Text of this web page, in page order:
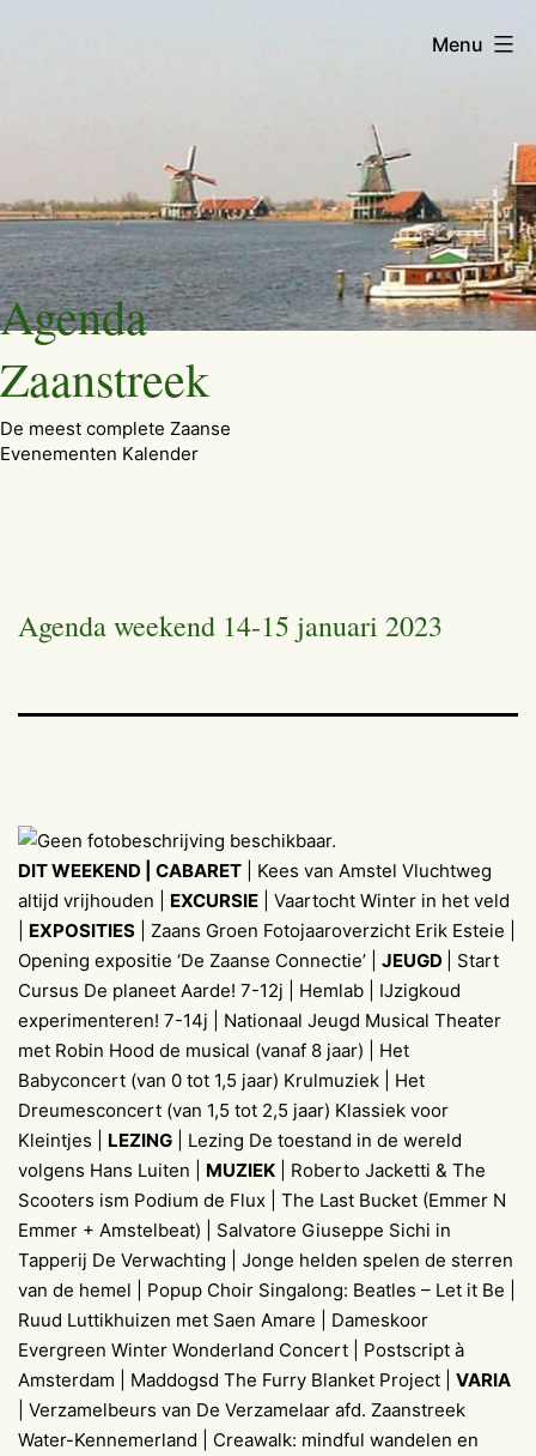
Ga
naar
de
inhoud
Agenda
Zaanstreek
De meest complete Zaanse
Evenementen Kalender
Menu
Agenda weekend 14-15 januari 2023
DIT WEEKEND | CABARET | Kees van Amstel Vluchtweg
altijd vrijhouden | EXCURSIE | Vaartocht Winter in het veld
EXPOSITIES | Zaans Groen Fotojaaroverzicht Erik Esteie |
Opening expositie ‘De Zaanse Connectie’ | JEUGD
| Start
Cursus De planeet Aarde! 7-12j | Hemlab | IJzigkoud
experimenteren! 7-14j | Nationaal Jeugd Musical Theater
met Robin Hood de musical (vanaf 8 jaar) | Het
Babyconcert (van 0 tot 1,5 jaar) Krulmuziek | Het
Dreumesconcert (van 1,5 tot 2,5 jaar) Klassiek voor
Kleintjes | LEZING | Lezing De toestand in de wereld
volgens Hans Luiten | MUZIEK | Roberto Jacketti & The
Scooters ism Podium de Flux | The Last Bucket (Emmer N
Emmer + Amstelbeat) | Salvatore Giuseppe Sichi in
Tapperij De Verwachting | Jonge helden spelen de sterren
van de hemel | Popup Choir Singalong: Beatles – Let it Be |
Ruud Luttikhuizen met Saen Amare | Dameskoor
Evergreen Winter Wonderland Concert | Postscript à
Amsterdam | Maddogsd The Furry Blanket Project | VARIA
| Verzamelbeurs van De Verzamelaar afd. Zaanstreek
Water-Kennemerland | Creawalk: mindful wandelen en